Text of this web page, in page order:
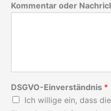
Kommentar oder
DSGVO-Einverständnis *
Ich willige ein, dass